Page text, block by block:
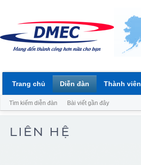
Trang chủ Diễn đàn
Tìm kiếm diễn đàn Bài viết gần đây
Thành viên